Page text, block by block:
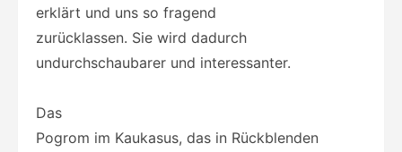
erklärt und uns so fragend
zurücklassen. Sie wird dadurch
undurchschaubarer und interessanter.
Das
Pogrom im Kaukasus, das in Rückblenden